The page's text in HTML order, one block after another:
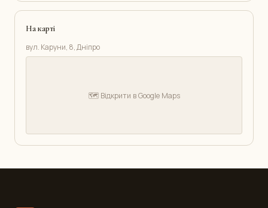
На карті
вул. Каруни, 8, Дніпро
🗺️ Відкрити в Google Maps